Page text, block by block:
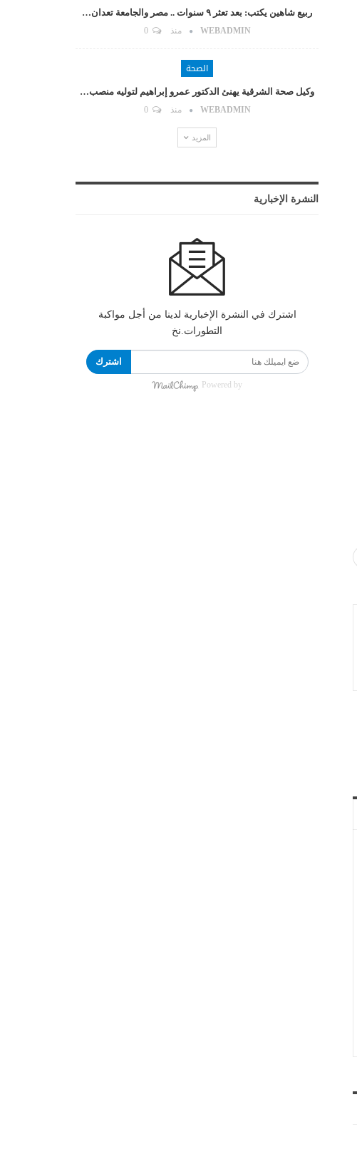
ربيع شاهين يكتب: بعد تعثر ٩ سنوات .. مصر والجامعة تعدان…
WEBADMIN منذ 0
الصحة
وكيل صحة الشرقية يهنئ الدكتور عمرو إبراهيم لتوليه منصب…
WEBADMIN منذ 0
المزيد
النشرة الإخبارية
اشترك في النشرة الإخبارية لدينا من أجل مواكبة
التطورات.نخ
اشترك
Powered by